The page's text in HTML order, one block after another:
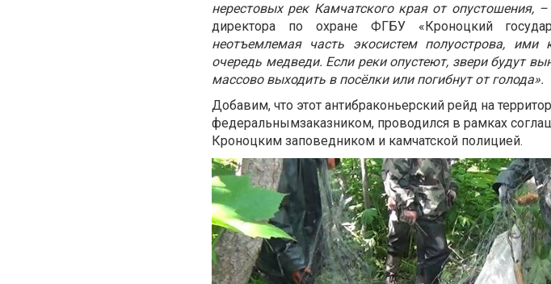
нерестовых рек Камчатского края от опустошения,
директора по охране ФГБУ «Кроноцкий
неотъемлемая часть экосистем полуострова,
очередь медведи. Если реки опустеют, звери будут
массово выходить в посёлки или погибнут от голода».
Добавим, что этот антибраконьерский рейд на
федеральнымзаказником, проводился в рамках
Кроноцким заповедником и камчатской полицией.